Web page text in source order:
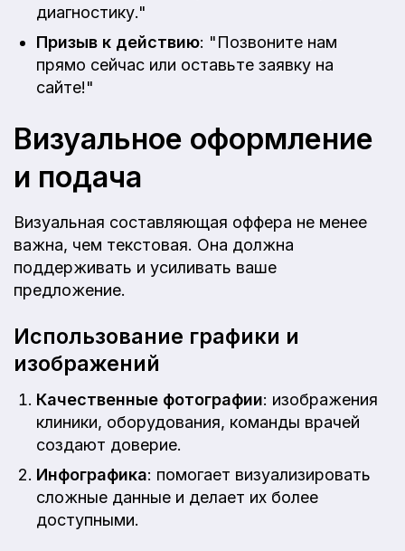
диагностику."
Призыв к действию: "Позвоните нам
прямо сейчас или оставьте заявку на
сайте!"
Визуальное оформление
и подача
Визуальная составляющая оффера не менее
важна, чем текстовая. Она должна
поддерживать и усиливать ваше
предложение.
Использование графики и
изображений
Качественные фотографии: изображения
клиники, оборудования, команды врачей
создают доверие.
Инфографика: помогает визуализировать
сложные данные и делает их более
доступными.